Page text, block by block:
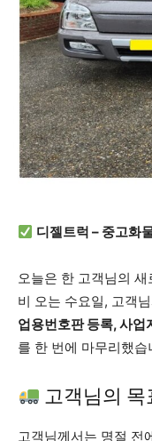
디젤트럭 – 중고화
오늘은 한 고객님의
비 오는 수요일, 고객
업용번호판 등록, 사업
를 한 번에 마무리했습
고객님의 목
고객님께서는 명절 전